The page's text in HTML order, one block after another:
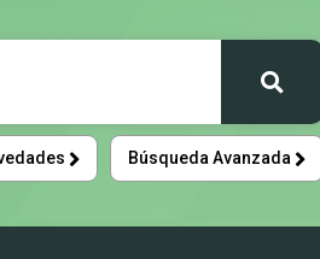
Buscar
Búsqueda Avanzada